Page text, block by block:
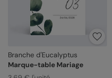
Branche d'Eucalyptus
Marque-table Mariage